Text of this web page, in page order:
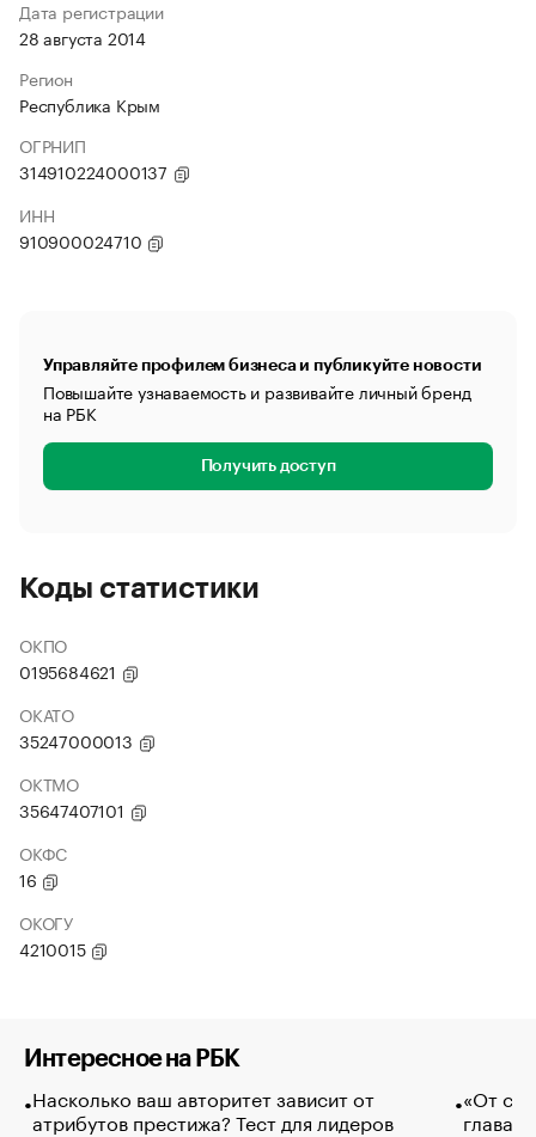
Дата регистрации
28 августа 2014
Регион
Республика Крым
ОГРНИП
314910224000137
ИНН
910900024710
Управляйте профилем бизнеса и публикуйте новости
Повышайте узнаваемость и развивайте личный бренд
на РБК
Получить доступ
Коды статистики
ОКПО
0195684621
ОКАТО
35247000013
ОКТМО
35647407101
ОКФС
16
ОКОГУ
4210015
Интересное на РБК
Насколько ваш авторитет зависит от
атрибутов престижа? Тест для лидеров
«От
глава